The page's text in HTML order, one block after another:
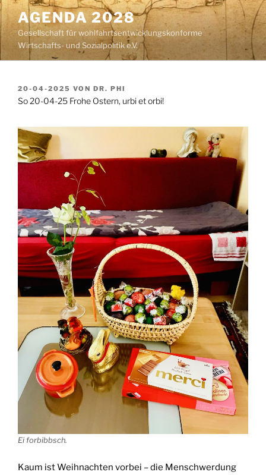
Zum
Inhalt
springen
AGENDA 2028
Gesellschaft für wohlfahrtsentwicklungskonforme
Wirtschafts- und Sozialpolitik e.V.
VERÖFFENTLICHT
AM
20-04-2025 VON DR. PHI
So 20-04-25 Frohe Ostern, urbi et orbi!
Ei forbibbsch.
Kaum ist Weihnachten vorbei – die Menschwerdung